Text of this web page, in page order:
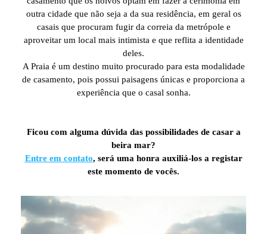
outra cidade que não seja a da sua residência, em geral os
casais que procuram fugir da correia da metrópole e
aproveitar um local mais intimista e que reflita a identidade
deles.
A Praia é um destino muito procurado para esta modalidade
de casamento, pois possui paisagens únicas e proporciona a
experiência que o casal sonha.
Ficou com alguma dúvida das possibilidades de casar a
beira mar?
Entre em contato, será uma honra auxiliá-los a registar
este momento de vocês.